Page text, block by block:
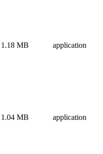
1.18 MB application
1.04 MB application